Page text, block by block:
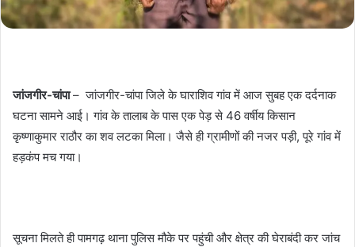
जांजगीर-चांपा– जांजगीर-चांपा जिले के घाराशिव गांव में आज सुबह एक दर्दनाक
घटना सामने आई। गांव के तालाब के पास एक पेड़ से 46 वर्षीय किसान
कृष्णाकुमार राठौर का शव लटका मिला। जैसे ही ग्रामीणों की नजर पड़ी, पूरे गांव में
हड़कंप मच गया।
सूचना मिलते ही पामगढ़ थाना पुलिस मौके पर पहुंची और क्षेत्र की घेराबंदी कर जांच